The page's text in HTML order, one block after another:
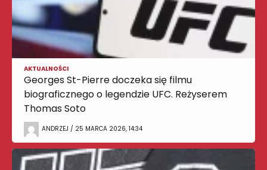
AKTUALNOŚCI
Georges St-Pierre doczeka się filmu
biograficznego o legendzie UFC. Reżyserem
Thomas Soto
ANDRZEJ / 25 MARCA 2026, 14:34